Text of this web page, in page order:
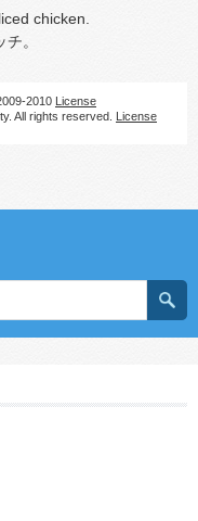
chicken.
。
2010 License
All rights reserved. License